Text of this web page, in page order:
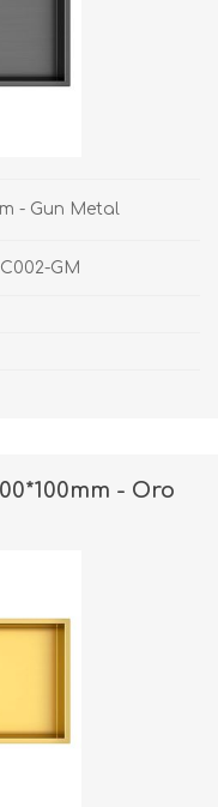
- Gun Metal
GM
- Oro